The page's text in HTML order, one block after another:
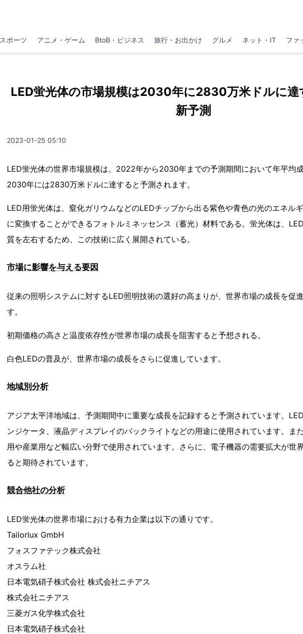
スポーツ アニメ・ゲーム BtoB・ビジネス 旅行・お出かけ グルメ ネット・IT ファ
LED蛍光体の市場規模は2030年に2830万米ドルに達
新予測
2023-01-25 05:10
LED蛍光体の世界市場規模は、2022年から2030年までの予測期間において年平均
2030年には2830万米ドルに達すると予測されます。
LED用蛍光体は、窒化ガリウムなどのLEDチップから出る紫色や青色の光のエネル
に変換することができるフォトルミネッセンス（蓄光）材料である。蛍光体は、
質を左右するため、この技術に広く展開されている。
市場に影響を与える要因
従来の照明システムに対するLED照明技術の選好の高まりが、世界市場の成長を促
す。
初期価格の高さと温度依存性が世界市場の成長を阻害すると予想される。
白色LEDの普及が、世界市場の成長をさらに促進しています。
地域別分析
アジア太平洋地域は、予測期間中に重要な成長を記録すると予測されています。
ンジケータ、液晶ディスプレイのバックライトなどの用途に使用されています。ま
用や産業用など幅広い分野で使用されています。さらに、電子機器の需要拡大が世
ると期待されています。
競合他社の分析
LED蛍光体の世界市場における有力企業は以下の通りです。
Tailorlux GmbH
フォスファテック株式会社
オスラム社
日本電気硝子株式会社 株式会社ニチアス
株式会社ニチアス
三菱ガス化学株式会社
日本電気硝子株式会社